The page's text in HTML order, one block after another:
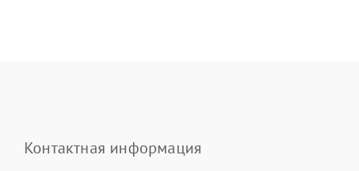
Контактная информация